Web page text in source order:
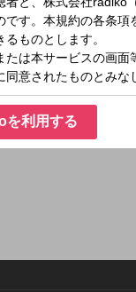
プ、音楽メディア、レ
を映し出す、「最高、最
を利用する